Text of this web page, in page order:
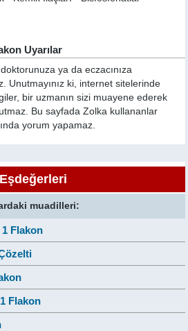
Uyarılar
doktorunuza ya da eczacınıza
Unutmayınız ki, internet sitelerinde
bir uzmanın sizi muayene ederek
Bu sayfada Zolka kullananlar
yorum yapamaz.
Eşdeğerleri
muadilleri:
Flakon
Flakon